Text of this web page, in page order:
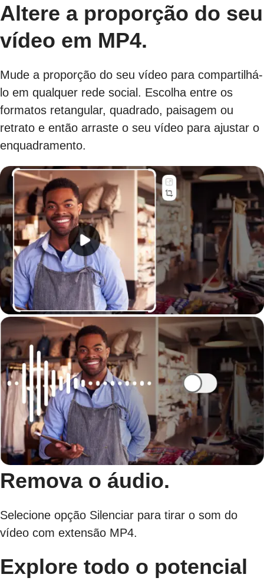
Altere a proporção do seu
vídeo em MP4.
Mude a proporção do seu vídeo para compartilhá-
lo em qualquer rede social. Escolha entre os
formatos retangular, quadrado, paisagem ou
retrato e então arraste o seu vídeo para ajustar o
enquadramento.
Remova o áudio.
Selecione opção Silenciar para tirar o som do
vídeo com extensão MP4.
Explore todo o potencial